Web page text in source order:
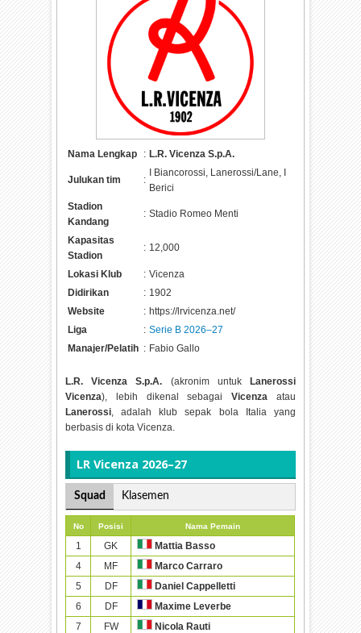
Nama Lengkap : L.R. Vicenza S.p.A.
Julukan tim :
I Biancorossi, Lanerossi/Lane, I
Berici
Stadion
Kandang
: Stadio Romeo Menti
Kapasitas
Stadion
: 12,000
Lokasi Klub : Vicenza
Didirikan
: 1902
Website
: https://lrvicenza.net/
Liga
: Serie B 2026–27
Manajer/Pelatih : Fabio Gallo
L.R. Vicenza S.p.A. (akronim untuk
Lanerossi
Vicenza), lebih dikenal sebagai Vicenzaatau
Lanerossi, adalah klub sepak bola Italia yang
berbasis di kota Vicenza.
LR Vicenza 2026–27
Squad Klasemen
No Posisi Nama Pemain
1 GK
Mattia Basso
4
MF
Marco Carraro
5
DF
Daniel Cappelletti
6
DF
Maxime Leverbe
7
FW
Nicola Rauti